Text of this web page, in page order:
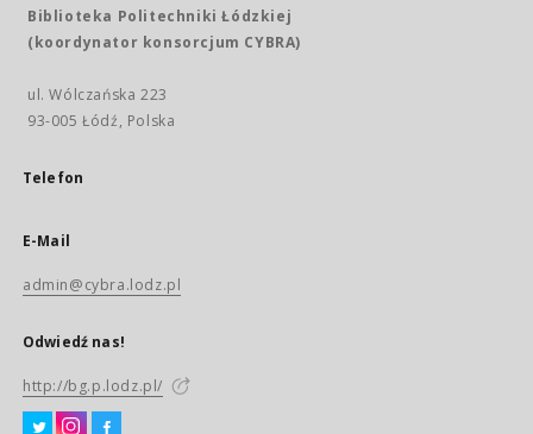
Biblioteka Politechniki Łódzkiej
(koordynator konsorcjum CYBRA)
ul. Wólczańska 223
93-005 Łódź, Polska
Telefon
E-Mail
admin@cybra.lodz.pl
Odwiedź nas!
http://bg.p.lodz.pl/